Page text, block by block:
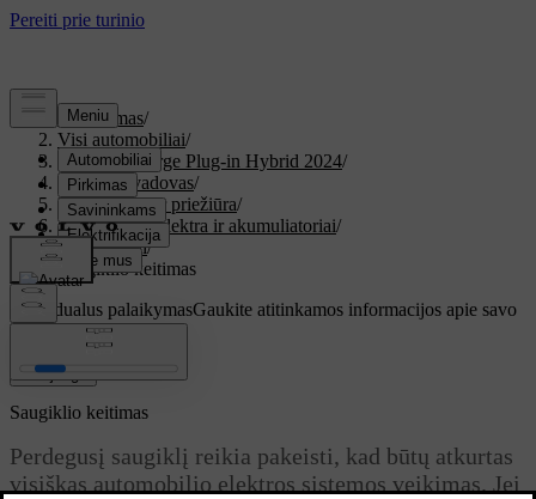
Palaikymas/
Visi automobiliai/
XC60 Recharge Plug-in Hybrid 2024/
Vartotojo vadovas/
Rūpinimasis ir priežiūra/
Automobilio elektra ir akumuliatoriai/
Saugikliai/
Saugiklio keitimas
Individualus palaikymasGaukite atitinkamos informacijos apie savo
konkretų automobilį.
Prisijungti
Saugiklio keitimas
Perdegusį saugiklį reikia pakeisti, kad būtų atkurtas
visiškas automobilio elektros sistemos veikimas. Jei